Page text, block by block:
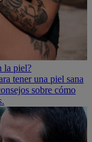
la piel?
tener una piel sana
sobre cómo